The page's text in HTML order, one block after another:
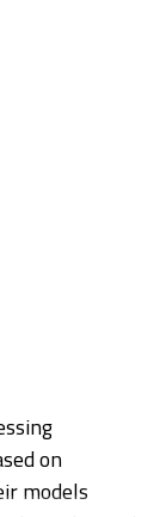
on
models